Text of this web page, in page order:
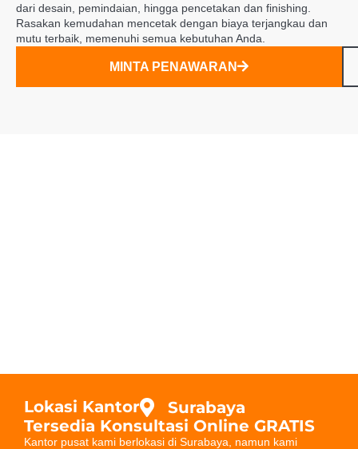
dari desain, pemindaian, hingga pencetakan dan finishing.
Rasakan kemudahan mencetak dengan biaya terjangkau dan
mutu terbaik, memenuhi semua kebutuhan Anda.
MINTA PENAWARAN
Lokasi Kantor
Surabaya
Tersedia Konsultasi Online GRATIS
Kantor pusat kami berlokasi di Surabaya, namun kami